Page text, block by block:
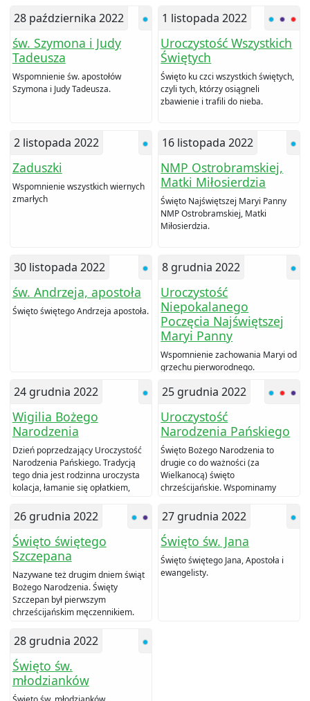
28 października 2022
św. Szymona i Judy
Tadeusza
Wspomnienie św. apostołów
Szymona i Judy Tadeusza.
1 listopada 2022
Uroczystość Wszystkich
Świętych
Święto ku czci wszystkich świętych,
czyli tych, którzy osiągneli
zbawienie i trafili do nieba.
2 listopada 2022
Zaduszki
Wspomnienie wszystkich wiernych
zmarłych
16 listopada 2022
NMP Ostrobramskiej,
Matki Miłosierdzia
Święto Najświętszej Maryi Panny
NMP Ostrobramskiej, Matki
Miłosierdzia.
30 listopada 2022
św. Andrzeja, apostoła
Święto świętego Andrzeja apostoła.
8 grudnia 2022
Uroczystość
Niepokalanego
Poczęcia Najświętszej
Maryi Panny
Wspomnienie zachowania Maryi od
grzechu pierworodnego.
24 grudnia 2022
Wigilia Bożego
Narodzenia
Dzień poprzedzający Uroczystość
Narodzenia Pańskiego. Tradycją
tego dnia jest rodzinna uroczysta
kolacja, łamanie się opłatkiem,
prezentów.
25 grudnia 2022
Uroczystość
Narodzenia Pańskiego
Święto Bożego Narodzenia to
drugie co do ważności (za
Wielkanocą) święto
chrześcijańskie. Wspominamy
człowiekiem.
26 grudnia 2022
Święto świętego
Szczepana
Nazywane też drugim dniem świąt
Bożego Narodzenia. Święty
Szczepan był pierwszym
chrześcijańskim męczennikiem.
27 grudnia 2022
Święto św. Jana
Święto świętego Jana, Apostoła i
ewangelisty.
28 grudnia 2022
Święto św.
młodzianków